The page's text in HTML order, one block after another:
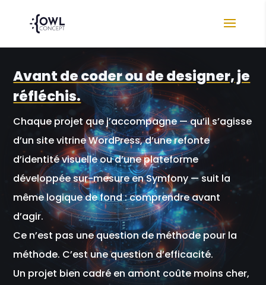
Avant de coder ou de designer, je
réfléchis.
Chaque projet que j’accompagne — qu’il s’agisse
d’un site vitrine WordPress, d’une refonte
d’identité visuelle ou d’une plateforme
développée sur-mesure en Symfony — suit la
même logique de fond : comprendre avant
d’agir.
Ce n’est pas une question de méthode pour la
méthode. C’est une question d’efficacité.
Un projet bien cadré en amont coûte moins cher,